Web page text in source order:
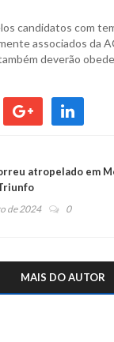
candidatos com
associados da
deverão
atropelado em
de 2024 0
MAIS DO AUTOR